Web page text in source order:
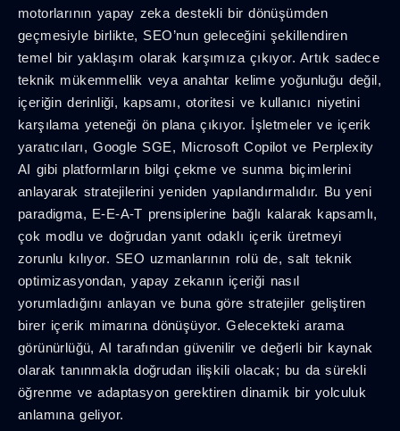
motorlarının yapay zeka destekli bir dönüşümden
geçmesiyle birlikte, SEO’nun geleceğini şekillendiren
temel bir yaklaşım olarak karşımıza çıkıyor. Artık sadece
teknik mükemmellik veya anahtar kelime yoğunluğu değil,
içeriğin derinliği, kapsamı, otoritesi ve kullanıcı niyetini
karşılama yeteneği ön plana çıkıyor. İşletmeler ve içerik
yaratıcıları, Google SGE, Microsoft Copilot ve Perplexity
AI gibi platformların bilgi çekme ve sunma biçimlerini
anlayarak stratejilerini yeniden yapılandırmalıdır. Bu yeni
paradigma, E-E-A-T prensiplerine bağlı kalarak kapsamlı,
çok modlu ve doğrudan yanıt odaklı içerik üretmeyi
zorunlu kılıyor. SEO uzmanlarının rolü de, salt teknik
optimizasyondan, yapay zekanın içeriği nasıl
yorumladığını anlayan ve buna göre stratejiler geliştiren
birer içerik mimarına dönüşüyor. Gelecekteki arama
görünürlüğü, AI tarafından güvenilir ve değerli bir kaynak
olarak tanınmakla doğrudan ilişkili olacak; bu da sürekli
öğrenme ve adaptasyon gerektiren dinamik bir yolculuk
anlamına geliyor.